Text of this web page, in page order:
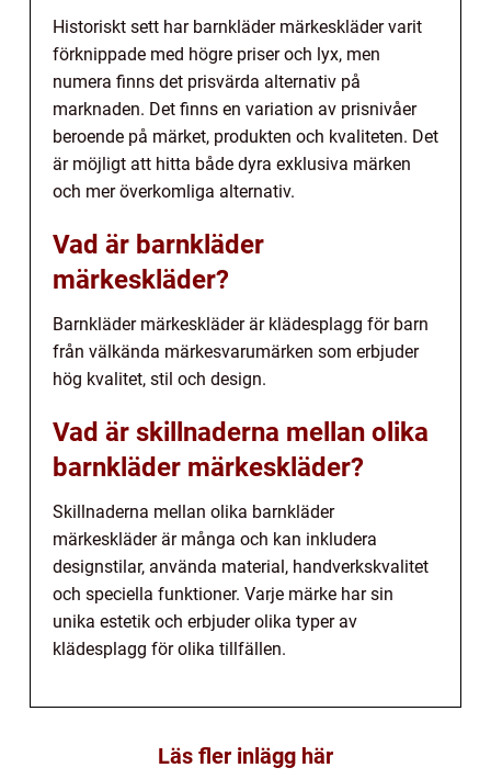
Historiskt sett har barnkläder märkeskläder varit
förknippade med högre priser och lyx, men
numera finns det prisvärda alternativ på
marknaden. Det finns en variation av prisnivåer
beroende på märket, produkten och kvaliteten. Det
är möjligt att hitta både dyra exklusiva märken
och mer överkomliga alternativ.
Vad är barnkläder
märkeskläder?
Barnkläder märkeskläder är klädesplagg för barn
från välkända märkesvarumärken som erbjuder
hög kvalitet, stil och design.
Vad är skillnaderna mellan olika
barnkläder märkeskläder?
Skillnaderna mellan olika barnkläder
märkeskläder är många och kan inkludera
designstilar, använda material, handverkskvalitet
och speciella funktioner. Varje märke har sin
unika estetik och erbjuder olika typer av
klädesplagg för olika tillfällen.
Läs fler inlägg här